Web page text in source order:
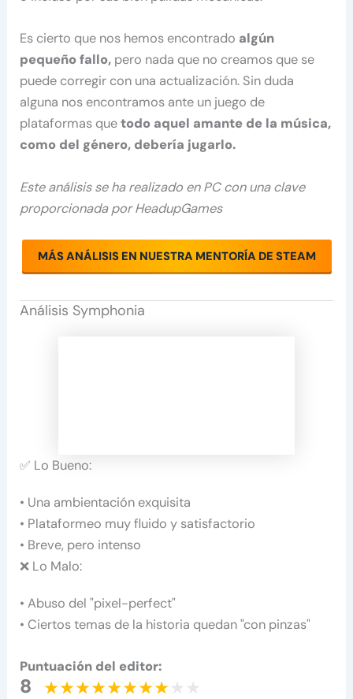
Es cierto que nos hemos encontrado algún
pequeño fallo, pero nada que no creamos que se
puede corregir con una actualización. Sin duda
alguna nos encontramos ante un juego de
plataformas quetodo aquel amante de la música,
como del género, debería jugarlo.
Este análisis se ha realizado en PC con una clave
proporcionada por HeadupGames
MÁS ANÁLISIS EN NUESTRA MENTORÍA DE STEAM
Análisis Symphonia
✅ Lo Bueno:
• Una ambientación exquisita
• Plataformeo muy fluido y satisfactorio
• Breve, pero intenso
❌ Lo Malo:
• Abuso del "pixel-perfect"
• Ciertos temas de la historia quedan "con pinzas"
Puntuación del editor:
8